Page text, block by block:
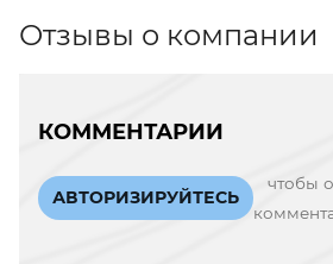
Отзывы о компании
КОММЕНТАРИИ
АВТОРИЗИРУЙТЕСЬ
чтобы